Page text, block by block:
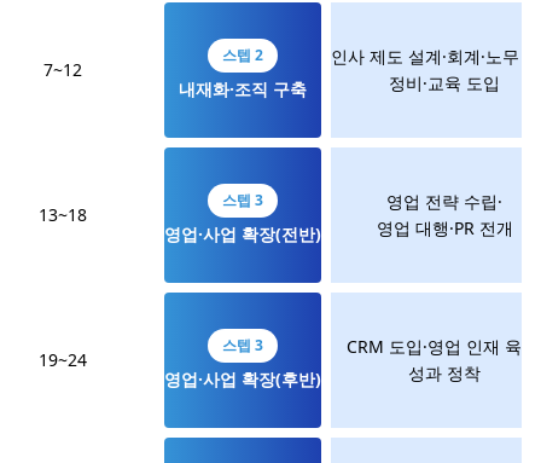
7~12
스텝 2
내재화·조직 구축
인사 제도 설계·회계·노무
정비·교육 도입
13~18
스텝 3
영업·사업 확장(전반)
영업 전략 수립·
영업 대행·PR 전개
19~24
스텝 3
영업·사업 확장(후반)
CRM 도입·영업 인재 육
성과 정착